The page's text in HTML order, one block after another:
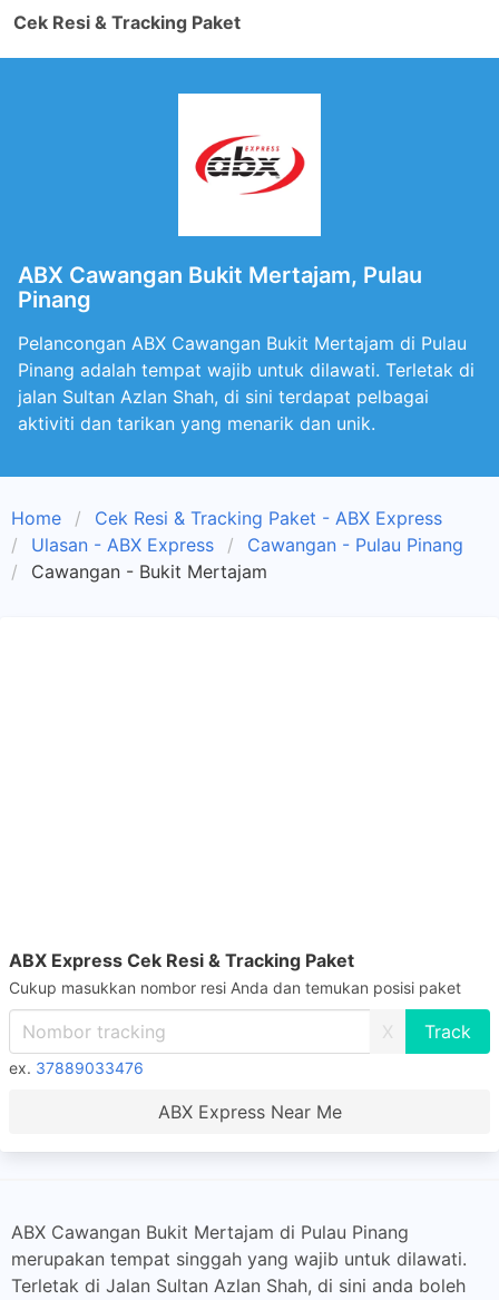
Cek Resi & Tracking Paket
ABX Cawangan Bukit Mertajam, Pulau
Pinang
Pelancongan ABX Cawangan Bukit Mertajam di Pulau
Pinang adalah tempat wajib untuk dilawati. Terletak di
jalan Sultan Azlan Shah, di sini terdapat pelbagai
aktiviti dan tarikan yang menarik dan unik.
Home
Cek Resi & Tracking Paket - ABX Express
Ulasan - ABX Express
Cawangan - Pulau Pinang
Cawangan - Bukit Mertajam
ABX Express Cek Resi & Tracking Paket
Cukup masukkan nombor resi Anda dan temukan posisi paket
X
ex. 37889033476
ABX Express Near Me
ABX Cawangan Bukit Mertajam di Pulau Pinang
merupakan tempat singgah yang wajib untuk dilawati.
Terletak di Jalan Sultan Azlan Shah, di sini anda boleh